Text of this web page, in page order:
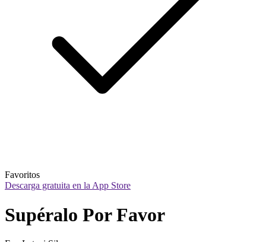
Favoritos
Descarga gratuita en la App Store
Supéralo Por Favor